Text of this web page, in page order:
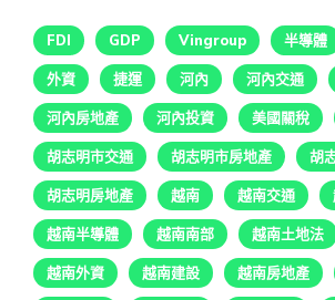
FDI GDP Vingroup 半導體
外資 捷運 河內 河內交通
河內房地產 河內投資 美國關稅
胡志明市交通 胡志明市房地產 胡
胡志明房地產 越南 越南交通
越南半導體 越南南部 越南土地法
越南外資 越南建設 越南房地產